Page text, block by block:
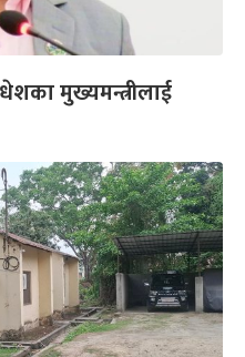
मुख्यमन्त्रीलाई